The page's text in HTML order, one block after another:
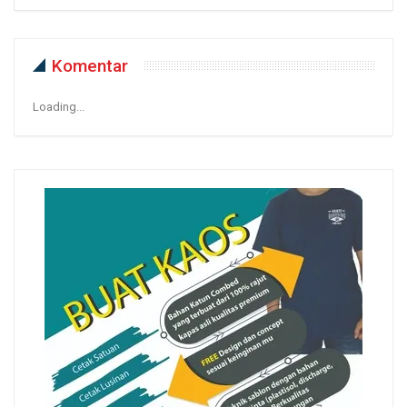
Komentar
Loading...